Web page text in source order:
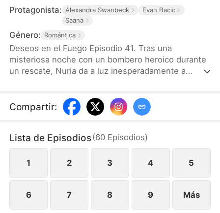
Protagonista: Alexandra Swanbeck
Evan Bacic
Saana
Género: Romántica
Deseos en el Fuego Episodio 41. Tras una
misteriosa noche con un bombero heroico durante
un rescate, Nuria da a luz inesperadamente a
buenos en la tecnología y traviesos, rastrean a su
padre. Mientras el amor resurge y los enemigos se
resistir la tormenta de pasión y mentiras?
Compartir:
Lista de Episodios(60 Episodios)
1 2 3 4 5
6 7 8 9 Más